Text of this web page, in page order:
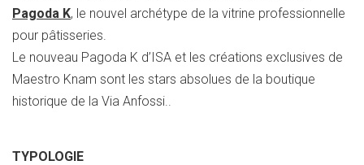
Pagoda K, le nouvel archétype de la vitrine professionnelle
pour pâtisseries.
Le nouveau Pagoda K d’ISA et les créations exclusives de
Maestro Knam sont les stars absolues de la boutique
historique de la Via Anfossi..
TYPOLOGIE